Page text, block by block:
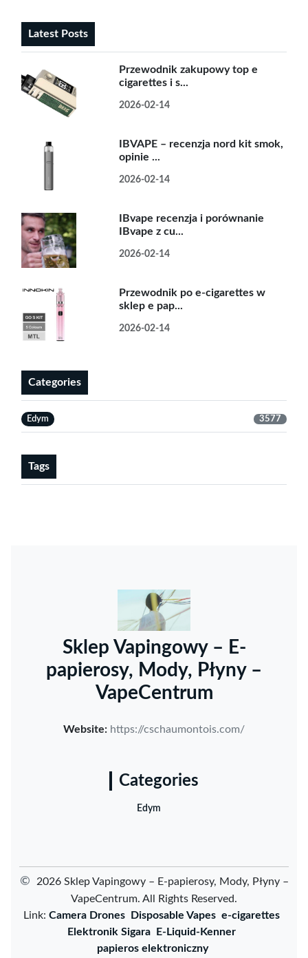
Latest Posts
Przewodnik zakupowy top e
cigarettes i s...
2026-02-14
IBVAPE – recenzja nord kit smok,
opinie ...
2026-02-14
IBvape recenzja i porównanie
IBvape z cu...
2026-02-14
Przewodnik po e-cigarettes w
sklep e pap...
2026-02-14
Categories
Edym 3577
Tags
Sklep Vapingowy – E-
papierosy, Mody, Płyny –
VapeCentrum
Website: https://cschaumontois.com/
Categories
Edym
©
2026 Sklep Vapingowy – E-papierosy, Mody, Płyny –
VapeCentrum. All Rights Reserved.
Link: Camera Drones Disposable Vapes e-cigarettes
Elektronik Sigara
E-Liquid-Kenner
papieros elektroniczny